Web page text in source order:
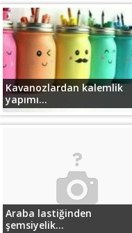
Kavanozlardan kalemlik
yapımı...
Araba lastiğinden
şemsiyelik...